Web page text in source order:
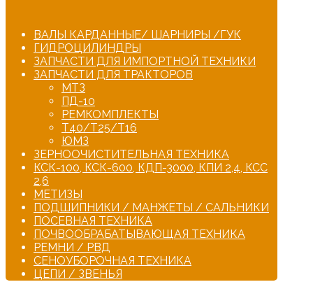
ВАЛЫ КАРДАННЫЕ/ ШАРНИРЫ /ГУК
ГИДРОЦИЛИНДРЫ
ЗАПЧАСТИ ДЛЯ ИМПОРТНОЙ ТЕХНИКИ
ЗАПЧАСТИ ДЛЯ ТРАКТОРОВ
МТЗ
ПД-10
РЕМКОМПЛЕКТЫ
Т40/Т25/Т16
ЮМЗ
ЗЕРНООЧИСТИТЕЛЬНАЯ ТЕХНИКА
КСК-100, КСК-600, КДП-3000, КПИ 2,4, КСС
2,6
МЕТИЗЫ
ПОДШИПНИКИ / МАНЖЕТЫ / САЛЬНИКИ
ПОСЕВНАЯ ТЕХНИКА
ПОЧВООБРАБАТЫВАЮЩАЯ ТЕХНИКА
РЕМНИ / РВД
СЕНОУБОРОЧНАЯ ТЕХНИКА
ЦЕПИ / ЗВЕНЬЯ